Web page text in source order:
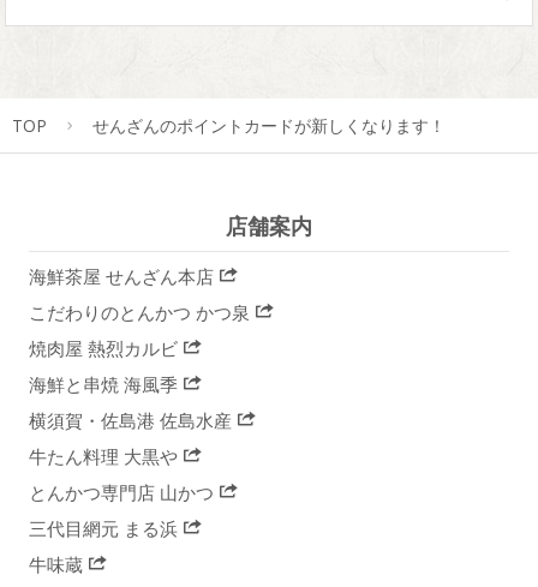
TOP せんざんのポイントカードが新しくなります！
店舗案内
海鮮茶屋 せんざん本店
こだわりのとんかつ かつ泉
焼肉屋 熱烈カルビ
海鮮と串焼 海風季
横須賀・佐島港 佐島水産
牛たん料理 大黒や
とんかつ専門店 山かつ
三代目網元 まる浜
牛味蔵